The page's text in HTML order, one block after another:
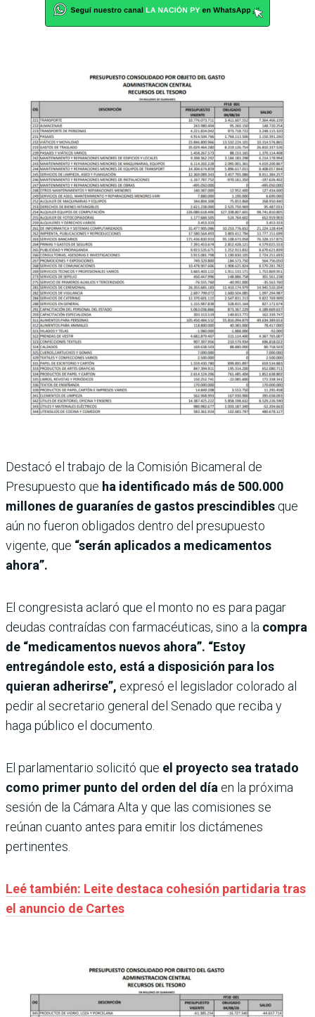
Destacó el trabajo de la Comisión Bicameral de
Presupuesto que ha identificado más de 500.000
millones de guaraníes de gastos prescindibles que
aún no fueron obligados dentro del presupuesto
vigente, que “serán aplicados a medicamentos
ahora”.
El congresista aclaró que el monto no es para pagar
deudas contraídas con farmacéuticas, sino a la compra
de “medicamentos nuevos ahora”. “Estoy
entregándole esto, está a disposición para los
quieran adherirse”, expresó el legislador colorado al
pedir al secretario general del Senado que reciba y
haga público el documento.
El parlamentario solicitó que el proyecto sea tratado
como primer punto del orden del día en la próxima
sesión de la Cámara Alta y que las comisiones se
reúnan cuanto antes para emitir los dictámenes
pertinentes.
Leé también: Leite destaca cohesión partidaria tras
el anuncio de Cartes